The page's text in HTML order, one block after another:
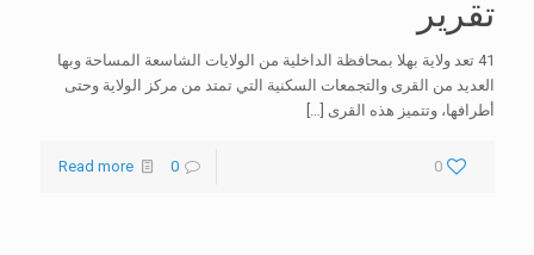
تقرير
41 تعد ولاية بهلا بمحافظة الداخلية من الولايات الشاسعة المساحة وبها
العديد من القرى والتجمعات السكنية التي تمتد من مركز الولاية وحتى
أطرافها، وتتميز هذه القرى
0
0
Read more